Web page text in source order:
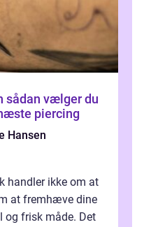
piercing
Hansen
handler ikke om at
at fremhæve dine
og frisk måde. Det